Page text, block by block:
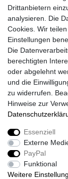
Drittanbietern
analysieren. Die
Cookies. Wir
Einstellungen
Die
berechtigten
oder abgelehnt
und die
zu widerrufen.
Hinweise zur
Essenziell
Externe
PayPal
Funktional
Weitere